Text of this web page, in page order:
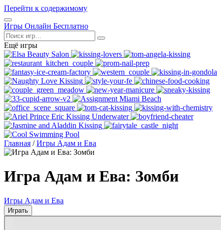
Перейти к содержимому
Открыть
меню
Игры Онлайн Бесплатно
Поиск
Ещё игры
Главная / Игры Адам и Ева
Игра Адам и Ева: Зомби
Игры Адам и Ева
Играть